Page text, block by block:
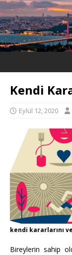
Kendi
Eylül 12, 2020
kendi kararlarını
Bireylerin sahip